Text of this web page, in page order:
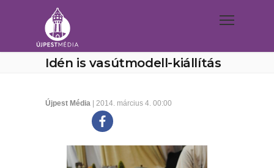
Idén is vasútmodell-kiállítás
Újpest Média | 2014. március 4. 00:00